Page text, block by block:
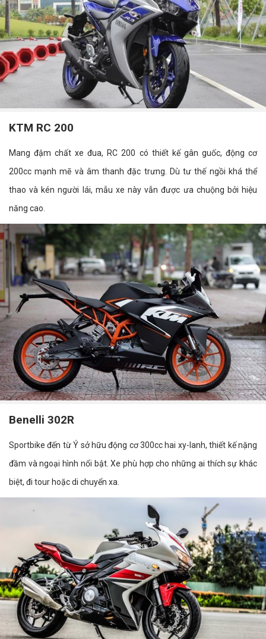
KTM RC 200
Mang đậm chất xe đua, RC 200 có thiết kế gân guốc, động cơ
200cc mạnh mẽ và âm thanh đặc trưng. Dù tư thế ngồi khá thể
thao và kén người lái, mẫu xe này vẫn được ưa chuộng bởi hiệu
năng cao.
Benelli 302R
Sportbike đến từ Ý sở hữu động cơ 300cc hai xy-lanh, thiết kế nặng
đầm và ngoại hình nổi bật. Xe phù hợp cho những ai thích sự khác
biệt, đi tour hoặc di chuyển xa.